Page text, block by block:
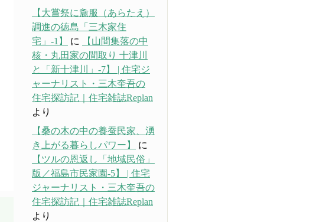
【大嘗祭に麁服（あらたえ）
調進の徳島「三木家住
宅」-1】
に
【山間集落の中
核・丸田家の間取り 十津川
と「新十津川」-7】 | 住宅ジ
ャーナリスト・三木奎吾の
住宅探訪記｜住宅雑誌Replan
より
【桑の木の中の養蚕民家、湧
き上がる暮らしパワー】
に
【ツルの恩返し「地域民俗」
版／福島市民家園-5】 | 住宅
ジャーナリスト・三木奎吾の
住宅探訪記｜住宅雑誌Replan
より